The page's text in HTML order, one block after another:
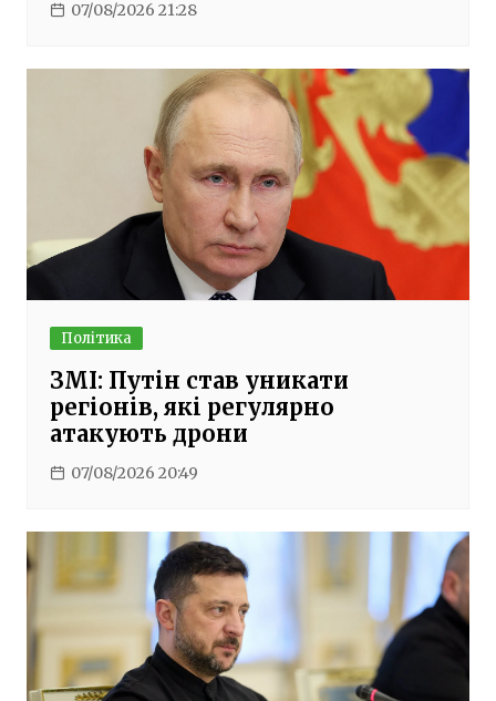
07/08/2026 21:28
Політика
ЗМІ: Путін став уникати
регіонів, які регулярно
атакують дрони
07/08/2026 20:49